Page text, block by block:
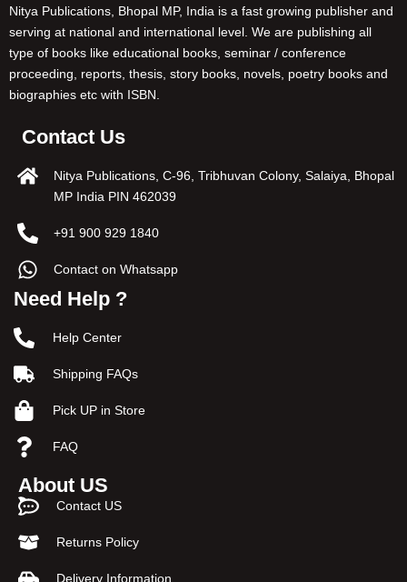
Nitya Publications, Bhopal MP, India is a fast growing publisher and
serving at national and international level. We are publishing all
type of books like educational books, seminar / conference
proceeding, reports, thesis, story books, novels, poetry books and
biographies etc with ISBN.
Contact Us
Nitya Publications, C-96, Tribhuvan Colony, Salaiya, Bhopal
MP India PIN 462039
+91 900 929 1840
Contact on Whatsapp
Need Help ?
Help Center
Shipping FAQs
Pick UP in Store
FAQ
About US
Contact US
Returns Policy
Delivery Information